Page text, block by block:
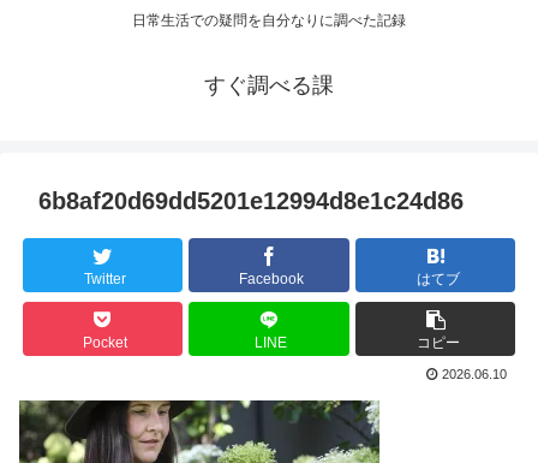
日常生活での疑問を自分なりに調べた記録
すぐ調べる課
6b8af20d69dd5201e12994d8e1c24d86
Twitter Facebook はてブ
Pocket LINE コピー
2026.06.10